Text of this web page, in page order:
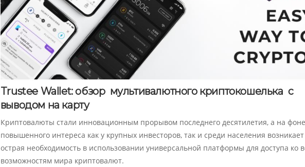
Trustee Wallet: обзор мультивалютного криптокошелька с
выводом на карту
Криптовалюты стали инновационным прорывом последнего десятилетия, а на фоне
повышенного интереса как у крупных инвесторов, так и среди населения возникает
острая необходимость в использовании универсальной платформы для доступа ко
возможностям мира криптовалют.